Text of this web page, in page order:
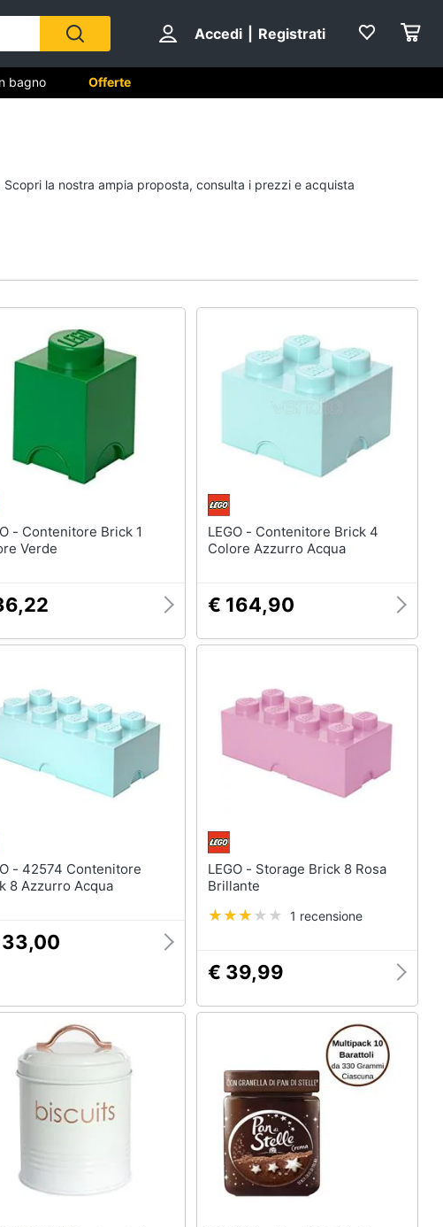
Accedi Registrati
Bicchieri
Vedi tutti
bagno Offerte
la nostra ampia proposta, consulta i prezzi e acquista
Brick 1
Verde
LEGO - Contenitore Brick 4
Colore Azzurro Acqua
€ 164,90
8 Azzurro Acqua
LEGO - Storage Brick 8 Rosa
Brillante
1 recensione
€ 39,99